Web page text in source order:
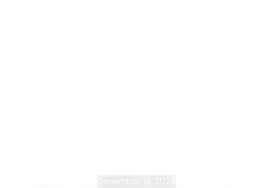
December 19, 2024